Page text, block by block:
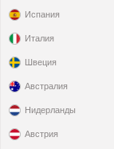
Испания
Италия
Швеция
Австралия
Нидерланды
Австрия